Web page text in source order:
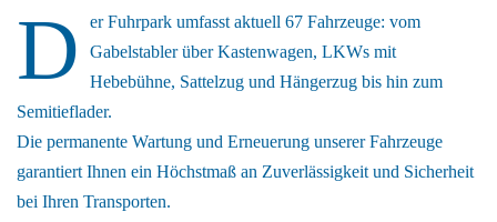
D
er Fuhrpark umfasst aktuell 67 Fahrzeuge: vom
Gabelstabler über Kastenwagen, LKWs mit
Hebebühne, Sattelzug und Hängerzug bis hin zum
Semitieflader.
Die permanente Wartung und Erneuerung unserer Fahrzeuge
garantiert Ihnen ein Höchstmaß an Zuverlässigkeit und Sicherheit
bei Ihren Transporten.